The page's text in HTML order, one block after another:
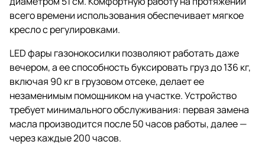
всего времени использования обеспечивает мягкое
кресло с регулировками.
LED фары газонокосилки позволяют работать даже
вечером, а ее способность буксировать груз до 136 кг,
включая 90 кг в грузовом отсеке, делает ее
незаменимым помощником на участке. Устройство
требует минимального обслуживания: первая замена
масла производится после 50 часов работы, далее —
через каждые 200 часов.